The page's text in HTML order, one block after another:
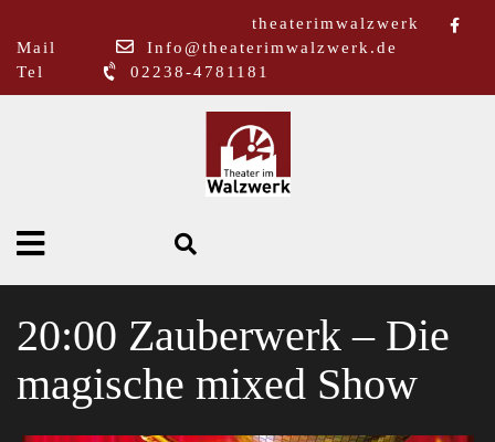
theaterimwalzwerk
Mail
Info@theaterimwalzwerk.de
Tel
02238-4781181
20:00 Zauberwerk – Die
magische mixed Show